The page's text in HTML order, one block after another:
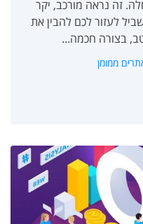
זה נראה מורכב, יקר
לעזור לכם להבין את
בצורה חכמה...
ממומן